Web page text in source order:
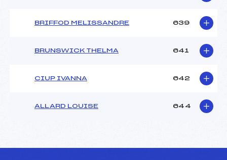
BRIFFOD MELISSANDRE 639
BRUNSWICK THELMA 641
CIUP IVANNA 642
ALLARD LOUISE 644